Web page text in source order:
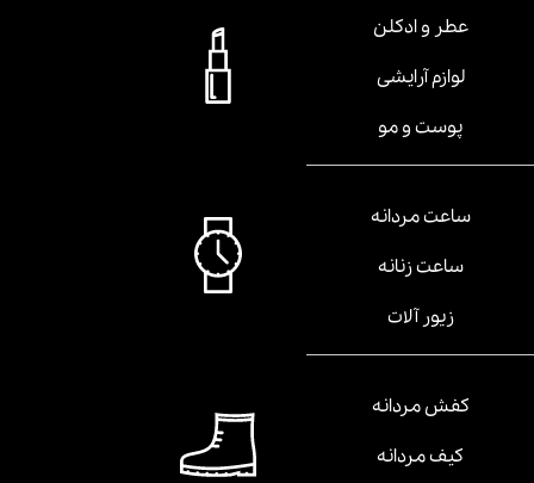
عطر و ادکلن
لوازم آرایشی
پوست و مو
ساعت مردانه
ساعت زنانه
زیور آلات
کفش مردانه
کیف مردانه